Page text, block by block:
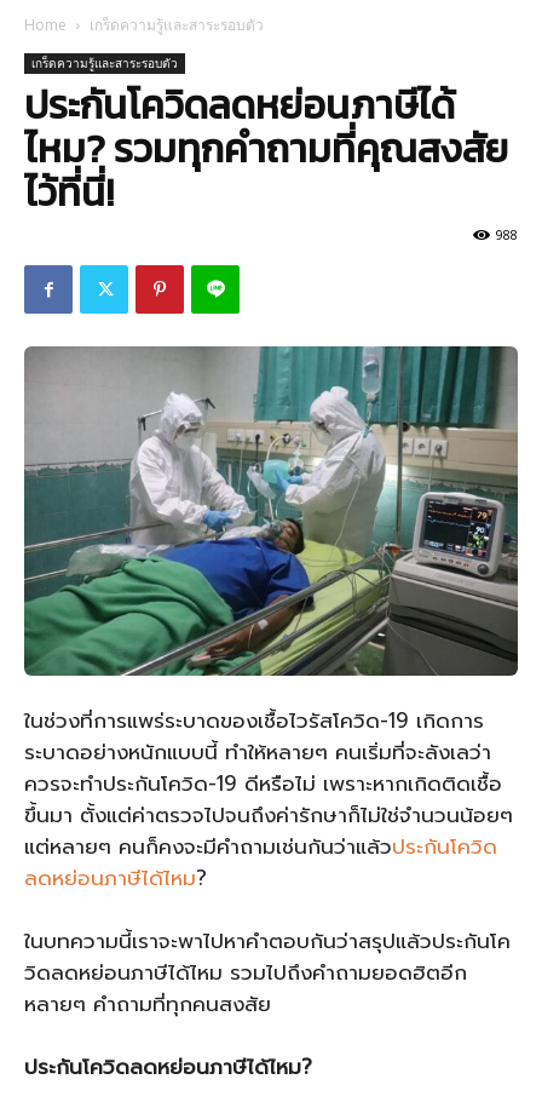
Home เกร็ดความรู้และสาระรอบตัว
เกร็ดความรู้และสาระรอบตัว
ประกันโควิดลดหย่อนภาษีได้
ไหม? รวมทุกคำถามที่คุณสงสัย
ไว้ที่นี่!
988
ในช่วงที่การแพร่ระบาดของเชื้อไวรัสโควิด-19 เกิดการ
ระบาดอย่างหนักแบบนี้ ทำให้หลายๆ คนเริ่มที่จะลังเลว่า
ควรจะทำประกันโควิด-19 ดีหรือไม่ เพราะหากเกิดติดเชื้อ
ขึ้นมา ตั้งแต่ค่าตรวจไปจนถึงค่ารักษาก็ไม่ใช่จำนวนน้อยๆ
แต่หลายๆ คนก็คงจะมีคำถามเช่นกันว่าแล้วประกันโควิด
ลดหย่อนภาษีได้ไหม?
ในบทความนี้เราจะพาไปหาคำตอบกันว่าสรุปแล้วประกันโค
วิดลดหย่อนภาษีได้ไหม รวมไปถึงคำถามยอดฮิตอีก
หลายๆ คำถามที่ทุกคนสงสัย
ประกันโควิดลดหย่อนภาษีได้ไหม?